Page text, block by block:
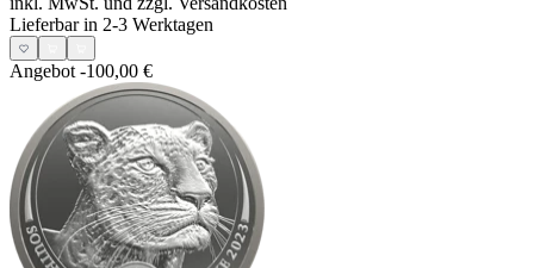
Lieferbar in 2-3 Werktagen
Angebot -100,00 €